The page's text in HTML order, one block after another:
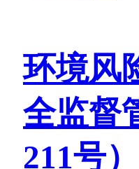
环境风
全监督
211号）